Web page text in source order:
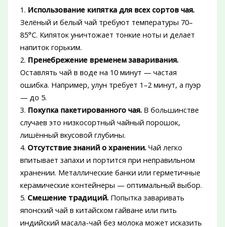
1. Использование кипятка для всех сортов чая.
Зелёный и белый чай требуют температуры 70–
85°C. Кипяток уничтожает тонкие ноты и делает
напиток горьким.
2. Пренебрежение временем заваривания.
Оставлять чай в воде на 10 минут — частая
ошибка. Например, улун требует 1–2 минут, а пуэр
— до 5.
3. Покупка пакетированного чая.В большинстве
случаев это низкосортный чайный порошок,
лишённый вкусовой глубины.
4. Отсутствие знаний о хранении.Чай легко
впитывает запахи и портится при неправильном
хранении. Металлические банки или герметичные
керамические контейнеры — оптимальный выбор.
5. Смешение традиций.Попытка заваривать
японский чай в китайском гайване или пить
индийский масала-чай без молока может исказить